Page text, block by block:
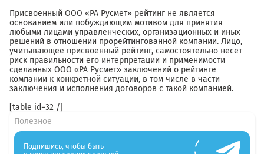
Присвоенный ООО «РА Русмет» рейтинг не является
основанием или побуждающим мотивом для принятия
любыми лицами управленческих, организационных и иных
решений в отношении прорейтингованной компании. Лицо,
учитывающее присвоенный рейтинг, самостоятельно несет
риск правильности его интерпретации и применимости
сделанных ООО «РА Русмет» заключений о рейтинге
компании к конкретной ситуации, в том числе в части
заключения и исполнения договоров с такой компанией.
[table id=32 /]
Полезное
Подпишись, чтобы быть